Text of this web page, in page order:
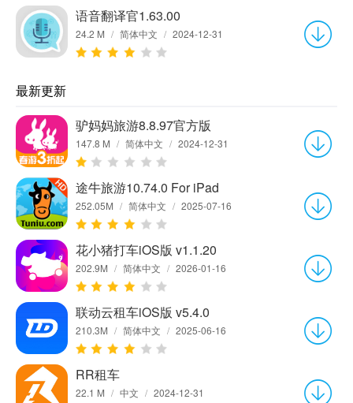
语音翻译官1.63.00
24.2 M / 简体中文 / 2024-12-31
最新更新
驴妈妈旅游8.8.97官方版
147.8 M / 简体中文 / 2024-12-31
途牛旅游10.74.0 For iPad
252.05M / 简体中文 / 2025-07-16
花小猪打车iOS版 v1.1.20
202.9M / 简体中文 / 2026-01-16
联动云租车iOS版 v5.4.0
210.3M / 简体中文 / 2025-06-16
RR租车
22.1 M / 中文 / 2024-12-31